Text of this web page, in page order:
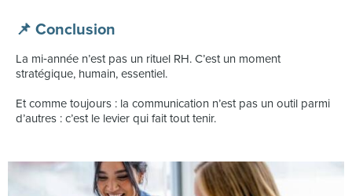
📌 Conclusion
La mi‑année n’est pas un rituel RH. C’est un moment
stratégique, humain, essentiel.
Et comme toujours : la communication n’est pas un outil parmi
d’autres : c’est le levier qui fait tout tenir.